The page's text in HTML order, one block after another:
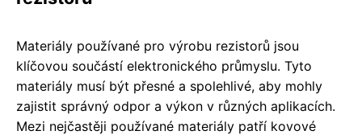
Materiály používané pro výrobu rezistorů jsou
klíčovou součástí elektronického průmyslu. Tyto
materiály musí být přesné a spolehlivé, aby mohly
zajistit správný odpor a výkon v různých aplikacích.
Mezi nejčastěji používané materiály patří kovové